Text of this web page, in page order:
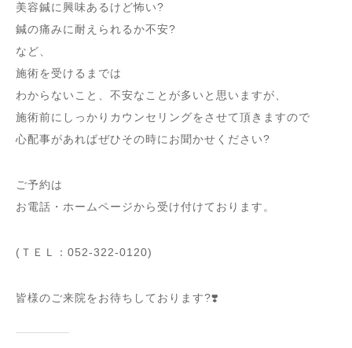
美容鍼に興味あるけど怖い?
鍼の痛みに耐えられるか不安?
など、
施術を受けるまでは
わからないこと、不安なことが多いと思いますが、
施術前にしっかりカウンセリングをさせて頂きますので
心配事があればぜひその時にお聞かせください?
ご予約は
お電話・ホームページから受け付けております。
(ＴＥＬ：052-322-0120)
皆様のご来院をお待ちしております?❣️